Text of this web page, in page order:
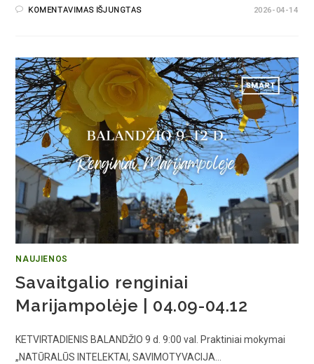
KOMENTAVIMAS IŠJUNGTAS 2026-04-14
NAUJIENOS
Savaitgalio renginiai
Marijampolėje | 04.09-04.12
KETVIRTADIENIS BALANDŽIO 9 d. 9:00 val. Praktiniai mokymai
„NATŪRALŪS INTELEKTAI, SAVIMOTYVACIJA…